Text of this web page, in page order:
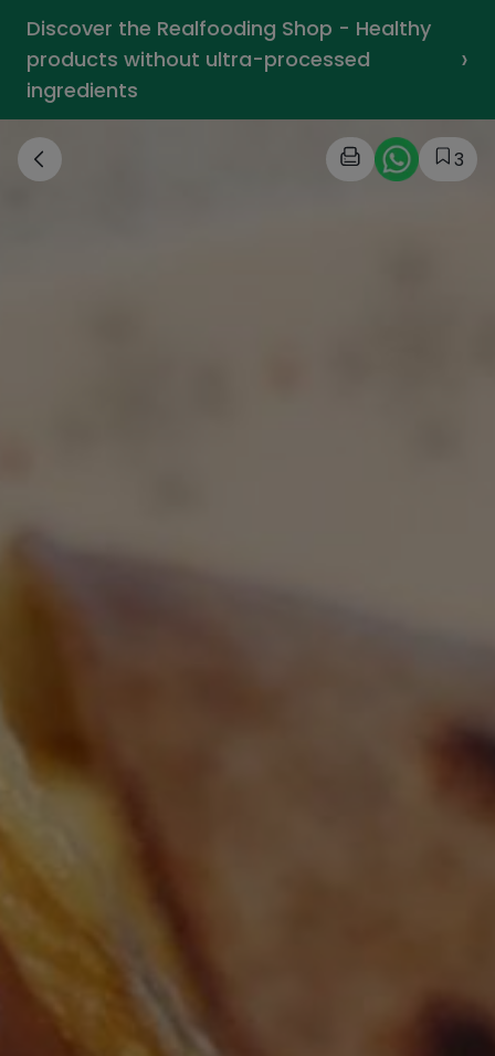
Discover the Realfooding Shop - Healthy
products without ultra-processed
ingredients
›
3